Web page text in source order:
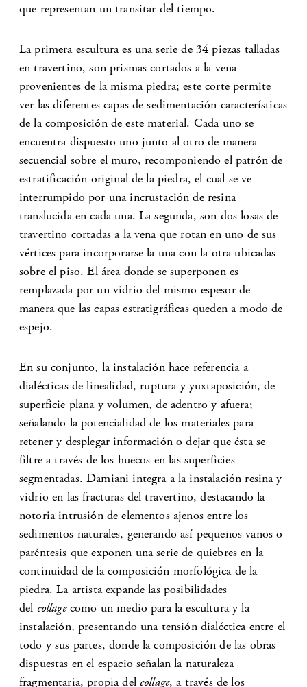
que representan un transitar del tiempo.
La primera escultura es una serie de 34 piezas talladas
en travertino, son prismas cortados a la vena
provenientes de la misma piedra; este corte permite
ver las diferentes capas de sedimentación características
de la composición de este material. Cada uno se
encuentra dispuesto uno junto al otro de manera
secuencial sobre el muro, recomponiendo el patrón de
estratificación original de la piedra, el cual se ve
interrumpido por una incrustación de resina
translucida en cada una. La segunda, son dos losas de
travertino cortadas a la vena que rotan en uno de sus
vértices para incorporarse la una con la otra ubicadas
sobre el piso. El área donde se superponen es
remplazada por un vidrio del mismo espesor de
manera que las capas estratigráficas queden a modo de
espejo.
En su conjunto, la instalación hace referencia a
dialécticas de linealidad, ruptura y yuxtaposición, de
superficie plana y volumen, de adentro y afuera;
señalando la potencialidad de los materiales para
retener y desplegar información o dejar que ésta se
filtre a través de los huecos en las superficies
segmentadas. Damiani integra a la instalación resina y
vidrio en las fracturas del travertino, destacando la
notoria intrusión de elementos ajenos entre los
sedimentos naturales, generando así pequeños vanos o
paréntesis que exponen una serie de quiebres en la
continuidad de la composición morfológica de la
piedra. La artista expande las posibilidades
del collagecomo un medio para la escultura y la
instalación, presentando una tensión dialéctica entre el
todo y sus partes, donde la composición de las obras
dispuestas en el espacio señalan la naturaleza
fragmentaria, propia delcollage, a través de los